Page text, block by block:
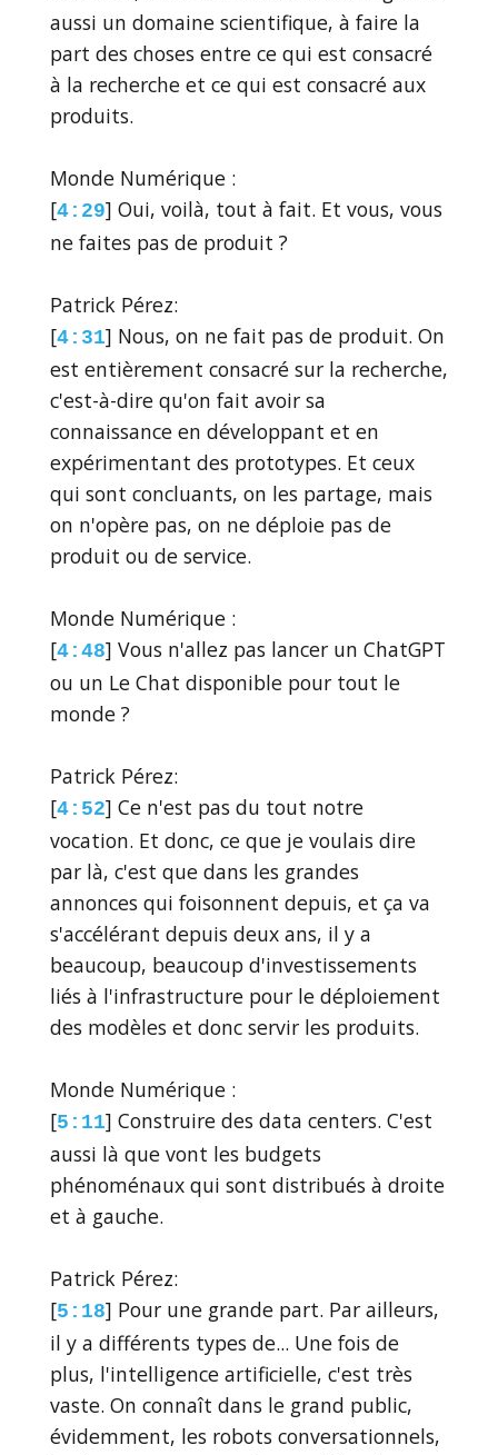
aussi un domaine scientifique, à faire la
part des choses entre ce qui est consacré
à la recherche et ce qui est consacré aux
produits.
Monde Numérique :
[4:29] Oui, voilà, tout à fait. Et vous, vous
ne faites pas de produit ?
Patrick Pérez:
[4:31] Nous, on ne fait pas de produit. On
est entièrement consacré sur la recherche,
c'est-à-dire qu'on fait avoir sa
connaissance en développant et en
expérimentant des prototypes. Et ceux
qui sont concluants, on les partage, mais
on n'opère pas, on ne déploie pas de
produit ou de service.
Monde Numérique :
[4:48] Vous n'allez pas lancer un ChatGPT
ou un Le Chat disponible pour tout le
monde ?
Patrick Pérez:
[4:52] Ce n'est pas du tout notre
vocation. Et donc, ce que je voulais dire
par là, c'est que dans les grandes
annonces qui foisonnent depuis, et ça va
s'accélérant depuis deux ans, il y a
beaucoup, beaucoup d'investissements
liés à l'infrastructure pour le déploiement
des modèles et donc servir les produits.
Monde Numérique :
[5:11] Construire des data centers. C'est
aussi là que vont les budgets
phénoménaux qui sont distribués à droite
et à gauche.
Patrick Pérez:
[5:18] Pour une grande part. Par ailleurs,
il y a différents types de... Une fois de
plus, l'intelligence artificielle, c'est très
vaste. On connaît dans le grand public,
évidemment, les robots conversationnels,